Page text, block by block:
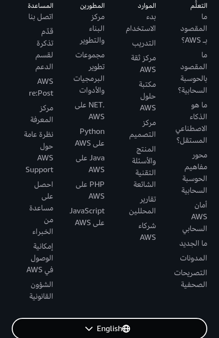
التعلُّم
ما
المقصود
بـ AWS؟
ما
المقصود
بالحوسبة
السحابية؟
ما هو
الذكاء
الاصطناعي
المستقل؟
محور
مفاهيم
الحوسبة
السحابية
أمان
AWS
السحابي
ما الجديد
المدونات
التصريحات
الصحفية
الموارد
بدء
الاستخدام
التدريب
مركز ثقة
AWS
مكتبة
حلول
AWS
مركز
التصميم
المنتج
والأسئلة
التقنية
الشائعة
تقارير
المحللين
شركاء
AWS
المطورين
مركز
البناء
والتطوير
مجموعات
تطوير
البرمجيات
والأدوات
.NET على
AWS
Python
على AWS
Java على
AWS
PHP على
AWS
JavaScript
على AWS
المساعدة
اتصل بنا
قدّم
تذكرة
لقسم
الدعم
AWS
re:Post
مركز
المعرفة
نظرة عامة
حول
AWS
Support
احصل
على
مساعدة
من
الخبراء
إمكانية
الوصول
في AWS
الشؤون
القانونية
English